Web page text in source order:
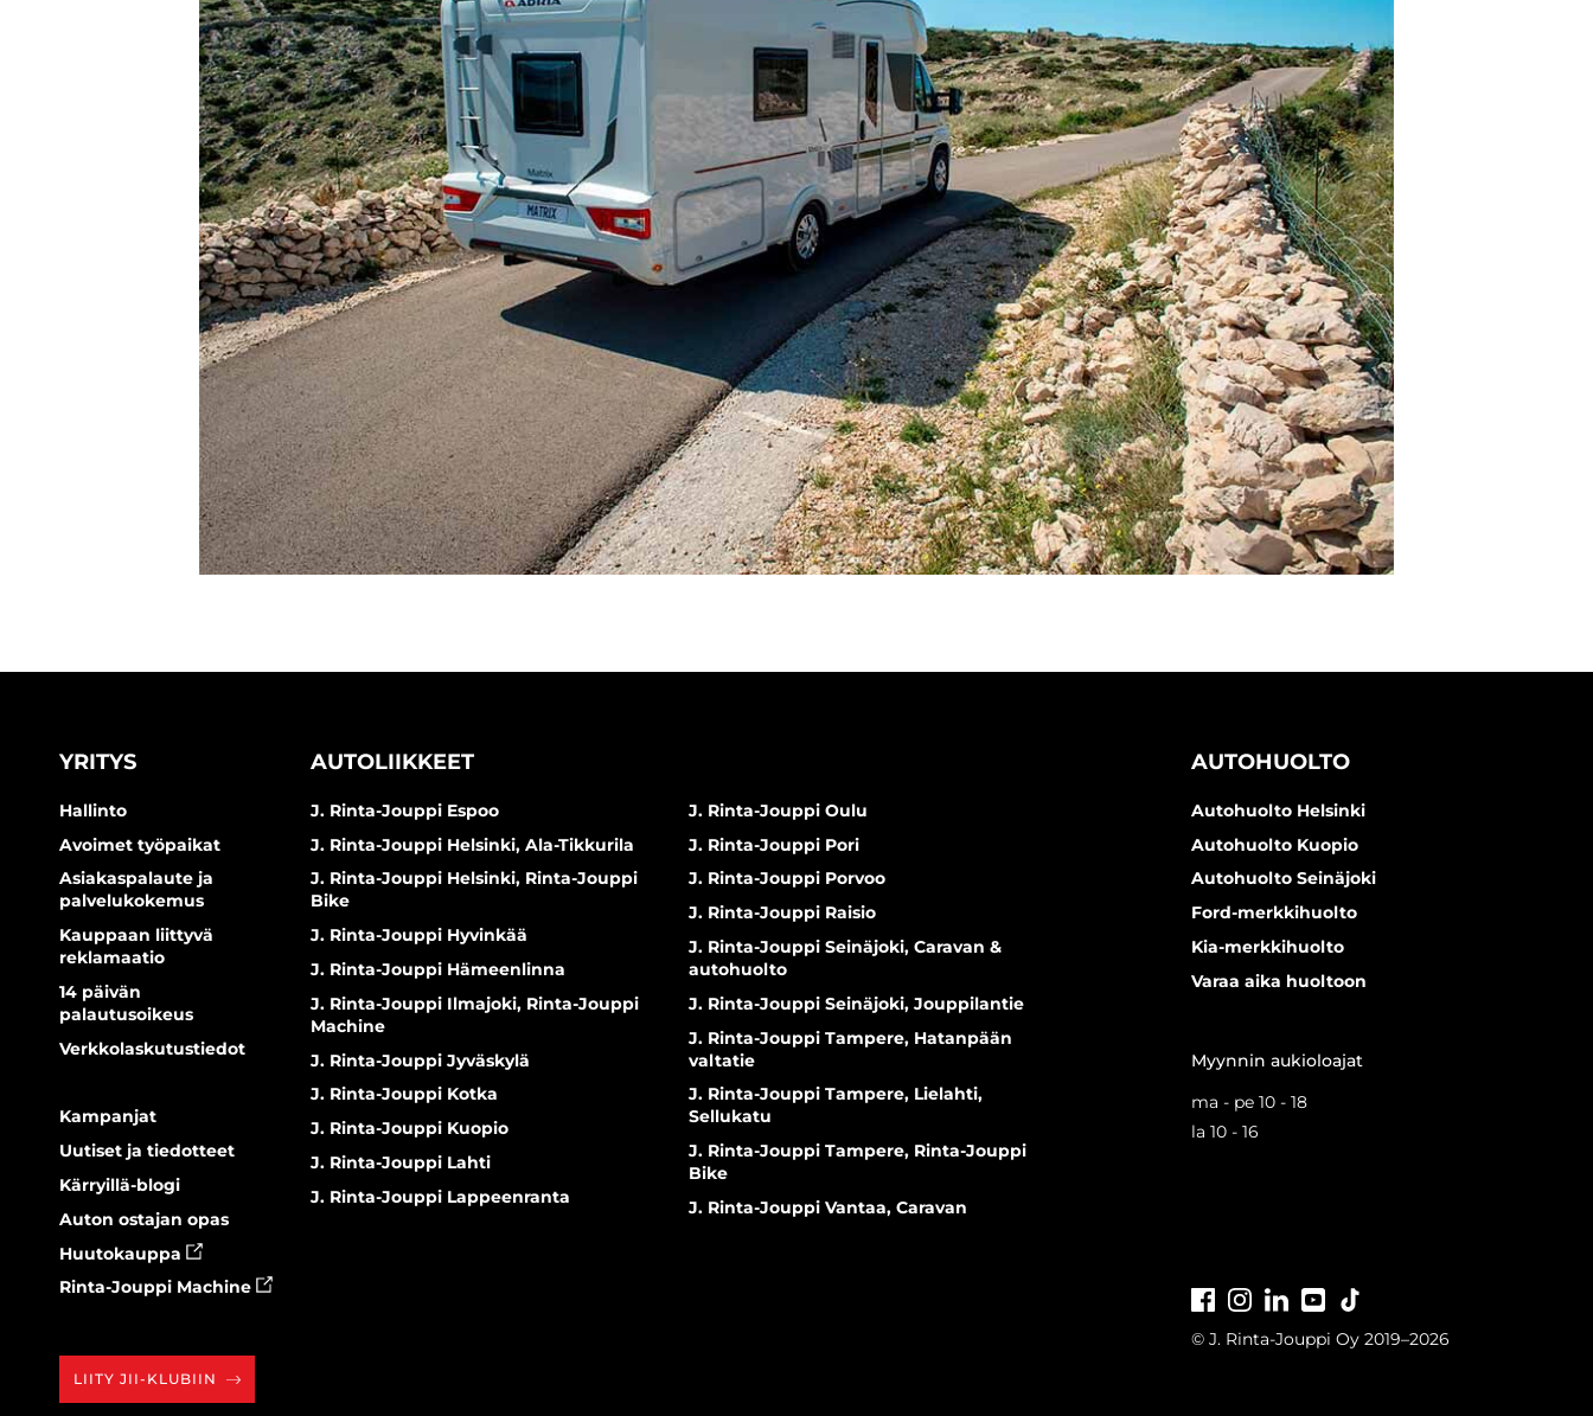
YRITYS
Hallinto
Avoimet työpaikat
Asiakaspalaute ja
palvelukokemus
Kauppaan liittyvä
reklamaatio
14 päivän
palautusoikeus
Verkkolaskutustiedot
Kampanjat
Uutiset ja tiedotteet
Kärryillä-blogi
Auton ostajan opas
Huutokauppa
Rinta-Jouppi Machine
AUTOLIIKKEET
J. Rinta-Jouppi Espoo
J. Rinta-Jouppi Helsinki, Ala-Tikkurila
J. Rinta-Jouppi Helsinki, Rinta-Jouppi
Bike
J. Rinta-Jouppi Hyvinkää
J. Rinta-Jouppi Hämeenlinna
J. Rinta-Jouppi Ilmajoki, Rinta-Jouppi
Machine
J. Rinta-Jouppi Jyväskylä
J. Rinta-Jouppi Kotka
J. Rinta-Jouppi Kuopio
J. Rinta-Jouppi Lahti
J. Rinta-Jouppi Lappeenranta
J. Rinta-Jouppi Oulu
J. Rinta-Jouppi Pori
J. Rinta-Jouppi Porvoo
J. Rinta-Jouppi Raisio
J. Rinta-Jouppi Seinäjoki, Caravan &
autohuolto
J. Rinta-Jouppi Seinäjoki, Jouppilantie
J. Rinta-Jouppi Tampere, Hatanpään
valtatie
J. Rinta-Jouppi Tampere, Lielahti,
Sellukatu
J. Rinta-Jouppi Tampere, Rinta-Jouppi
Bike
J. Rinta-Jouppi Vantaa, Caravan
AUTOHUOLTO
Autohuolto Helsinki
Autohuolto Kuopio
Autohuolto Seinäjoki
Ford-merkkihuolto
Kia-merkkihuolto
Varaa aika huoltoon
Myynnin aukioloajat
ma - pe 10 - 18
la 10 - 16
FacebookInstagramLinkedInYoutube
© J. Rinta-Jouppi Oy 2019–2026
LIITY JII-KLUBIIN